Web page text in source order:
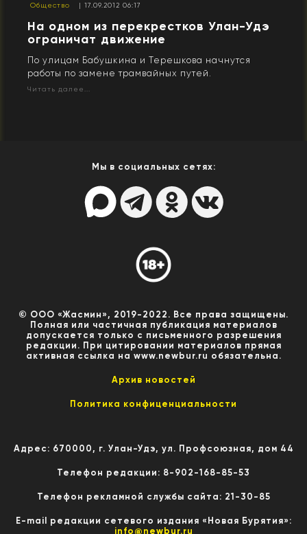
Общество | 17.09.2012 06:17
На одном из перекрестков Улан-Удэ
ограничат движение
По улицам Бабушкина и Терешкова начнутся
работы по замене трамвайных путей.
Читать далее...
Мы в социальных сетях:
© ООО «Жасмин», 2019-2022. Все права защищены.
Полная или частичная публикация материалов
допускается только с письменного разрешения
редакции. При цитировании материалов прямая
активная ссылка на www.newbur.ru обязательна.
Архив новостей
Политика конфиценциальности
Адрес: 670000, г. Улан-Удэ, ул. Профсоюзная, дом 44
Телефон редакции: 8-902-168-85-53
Телефон рекламной службы сайта: 21-30-85
E-mail редакции сетевого издания «Новая Бурятия»:
info@newbur.ru